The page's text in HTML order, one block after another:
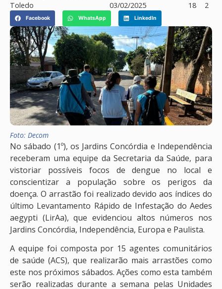
Toledo
03/02/2025
18
2
Facebook WhatsApp LinkedIn
Foto: Decom
No sábado (1º), os Jardins Concórdia e Independência
receberam uma equipe da Secretaria da Saúde, para
vistoriar possíveis focos de dengue no local e
conscientizar a população sobre os perigos da
doença. O arrastão foi realizado devido aos índices do
último Levantamento Rápido de Infestação do Aedes
aegypti (LirAa), que evidenciou altos números nos
Jardins Concórdia, Independência, Europa e Paulista.
A equipe foi composta por 15 agentes comunitários
de saúde (ACS), que realizarão mais arrastões como
este nos próximos sábados. Ações como esta também
serão realizadas durante a semana pelas Unidades